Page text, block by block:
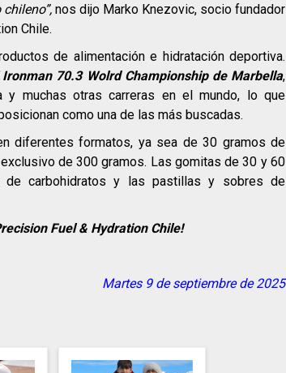
nos dijo Marko Knezovic, socio fundador
Chile.
de alimentación e hidratación deportiva.
70.3 Wolrd Championship de Marbella,
muchas otras carreras en el mundo, lo que
como una de las más buscadas.
diferentes formatos, ya sea de 30 gramos de
de 300 gramos. Las gomitas de 30 y 60
carbohidratos y las pastillas y sobres de
Fuel & Hydration Chile!
Martes 9 de septiembre de 2025